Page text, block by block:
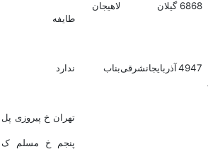
6868 گیلان
لاهیجان
طایفه
4947آذربایجانشرقیبناب ندارد
تهران خ پیروزی پل
پنجم خ مسلم ک